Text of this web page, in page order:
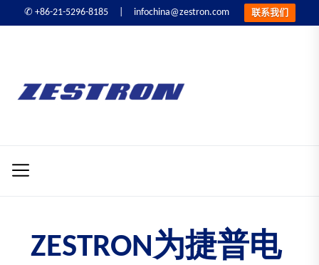
✆ +86-21-5296-8185 | infochina@zestron.com 联系我们
可
靠
清洗&可靠性提升
ZESTRON为捷普电